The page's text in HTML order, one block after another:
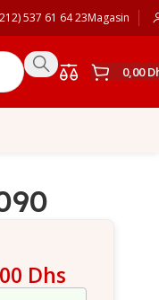
537 61 64 23Magasin
0,00
Dhs